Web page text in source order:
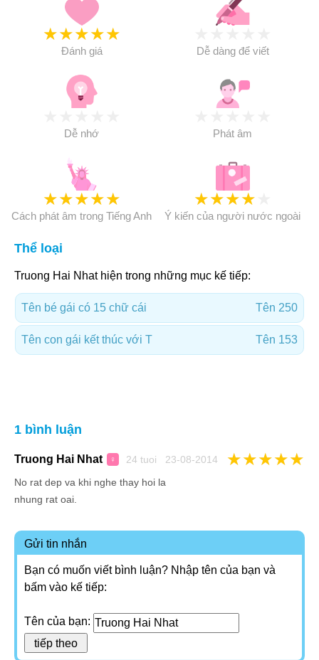
★★★★★
Đánh giá Dễ dàng để viết
Dễ nhớ Phát âm
★★★★★
Cách phát âm trong Tiếng Anh
★★★★
Ý kiến của người nước ngoài
Thể loại
Truong Hai Nhat hiện trong những mục kế tiếp:
Tên bé gái có 15 chữ cái Tên 250
Tên con gái kết thúc với T Tên 153
1 bình luận
Truong Hai Nhat ♀ 24 tuoi 23-08-2014 ★★★★★
No rat dep va khi nghe thay hoi la
nhung rat oai.
Gửi tin nhắn
Bạn có muốn viết bình luận? Nhập tên của bạn và
bấm vào kế tiếp:
Tên của bạn: